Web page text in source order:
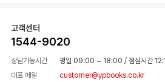
고객센터
1544-9020
상담가능시간 평일 09:00 ~ 18:00 / 점심시간
대표 메일
customer@ypbooks.co.kr